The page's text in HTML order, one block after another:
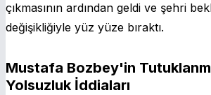
çıkmasının ardından geldi ve şehri
değişikliğiyle yüz yüze bıraktı.
Mustafa Bozbey'in
Yolsuzluk İddiaları